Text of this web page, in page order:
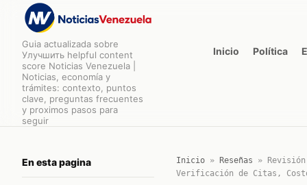
Guia actualizada sobre
Улучшить helpful content
score Noticias Venezuela |
Noticias, economía y
trámites: contexto, puntos
clave, preguntas frecuentes
y proximos pasos para
seguir
Inicio Política
En esta pagina Inicio» Reseñas »
Verificación de Citas,